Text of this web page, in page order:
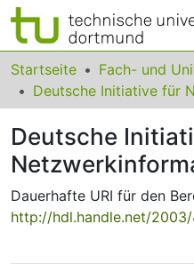
Bereiche & Sammlungen
Das gesamte
Statistiken
FAQ
Leitlinien
Startseite
Deutsche
Dauerhafte URI für den
http://hdl.handle.net/